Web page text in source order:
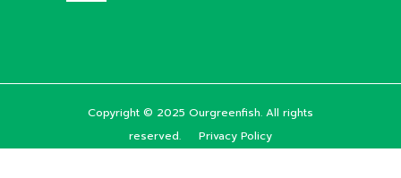
Copyright © 2025 Ourgreenfish. All rights
reserved. Privacy Policy